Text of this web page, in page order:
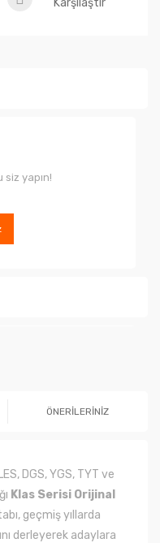
Karşılaştır
siz yapın!
ÖNERİLERİNİZ
DGS, YGS, TYT ve
Klas Serisi Orijinal
geçmiş yıllarda
derleyerek adaylara